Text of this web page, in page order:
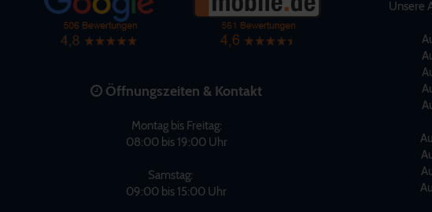
Öffnungszeiten & Kontakt
Montag bis Freitag:
08:00 bis 19:00 Uhr
Samstag:
09:00 bis 15:00 Uhr
Unsere